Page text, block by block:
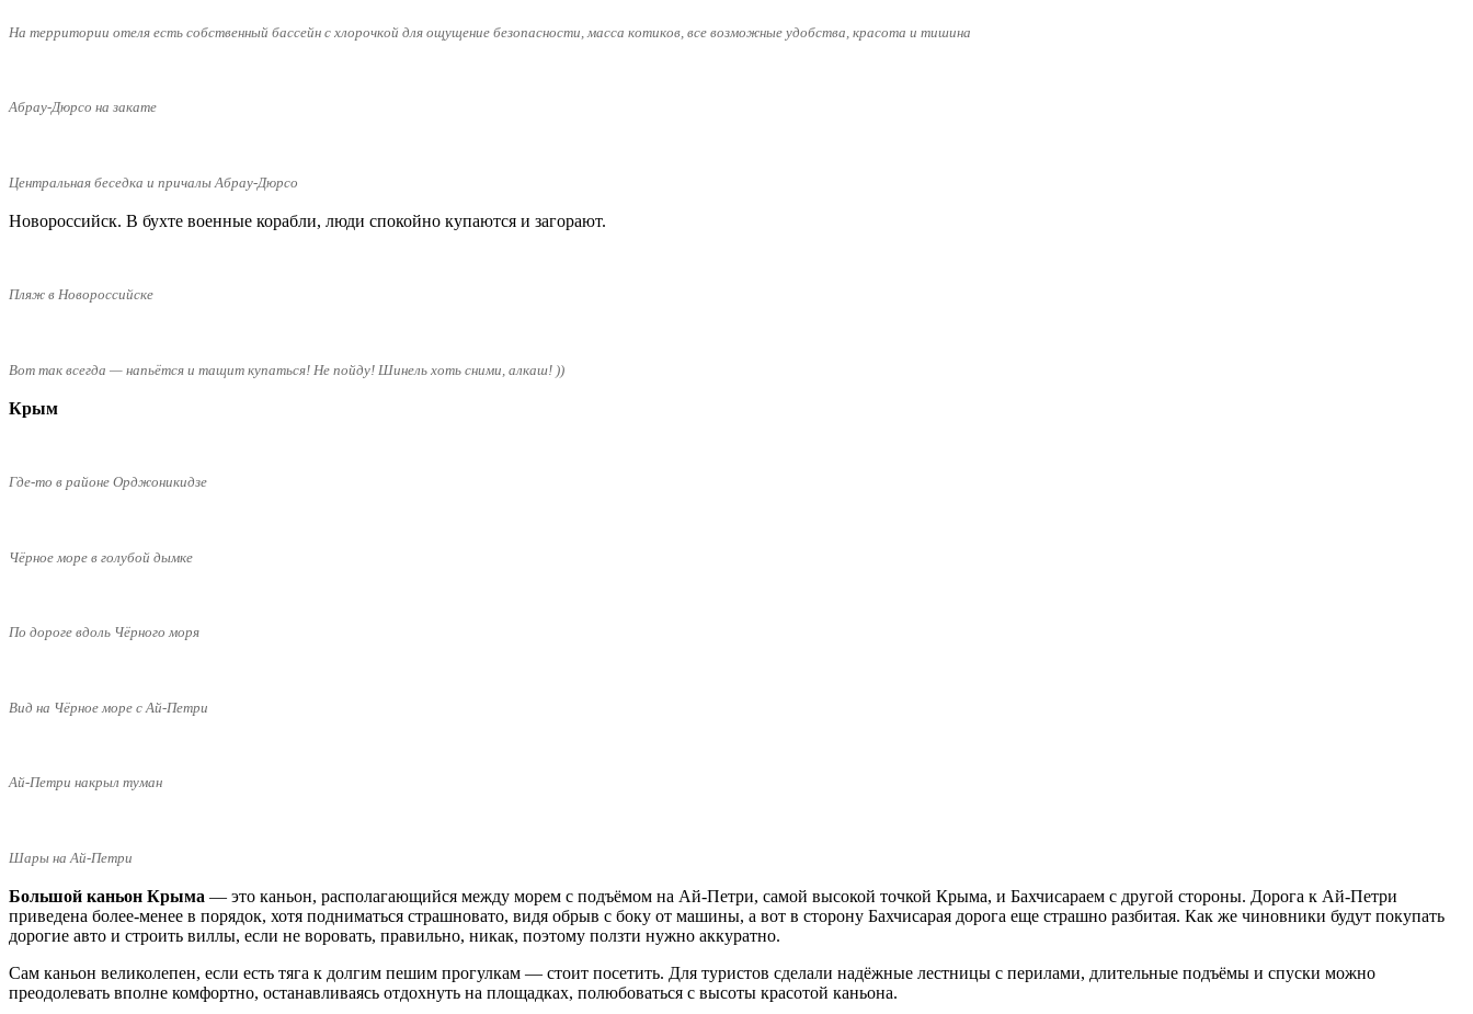
На территории отеля есть собственный бассейн с хлорочкой для ощущение безопасности, масса котиков, все возможные удобства, красота и тишина
Абрау-Дюрсо на закате
Центральная беседка и причалы Абрау-Дюрсо
Новороссийск. В бухте военные корабли, люди спокойно купаются и загорают.
Пляж в Новороссийске
Вот так всегда — напьётся и тащит купаться! Не пойду! Шинель хоть сними, алкаш! ))
Крым
Где-то в районе Орджоникидзе
Чёрное море в голубой дымке
По дороге вдоль Чёрного моря
Вид на Чёрное море с Ай-Петри
Ай-Петри накрыл туман
Шары на Ай-Петри
Большой каньон Крыма — это каньон, располагающийся между морем с подъёмом на Ай-Петри, самой высокой точкой Крыма, и Бахчисараем с другой стороны. Дорога к Ай-Петри
приведена более-менее в порядок, хотя подниматься страшновато, видя обрыв с боку от машины, а вот в сторону Бахчисарая дорога еще страшно разбитая. Как же чиновники будут покупать
дорогие авто и строить виллы, если не воровать, правильно, никак, поэтому ползти нужно аккуратно.
Сам каньон великолепен, если есть тяга к долгим пешим прогулкам — стоит посетить. Для туристов сделали надёжные лестницы с перилами, длительные подъёмы и спуски можно
преодолевать вполне комфортно, останавливаясь отдохнуть на площадках, полюбоваться с высоты красотой каньона.